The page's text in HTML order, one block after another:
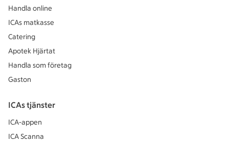
Handla online
ICAs matkasse
Catering
Apotek Hjärtat
Handla som företag
Gaston
ICAs tjänster
ICA-appen
ICA Scanna